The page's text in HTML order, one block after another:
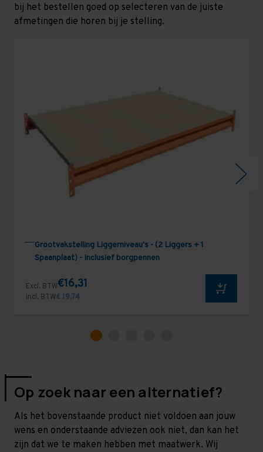
bij het bestellen goed op selecteren van de juiste
afmetingen die horen bij je stelling.
Grootvakstelling Liggerniveau's - (2 Liggers + 1
Spaanplaat) - Inclusief borgpennen
Excl. BTW€16,31
Incl. BTW€ 19,74
Op zoek naar een alternatief?
Als het bovenstaande product niet voldoen aan jouw
wens en onderstaande adviezen ook niet, dan kan het
zijn dat we te maken hebben met maatwerk. Wij